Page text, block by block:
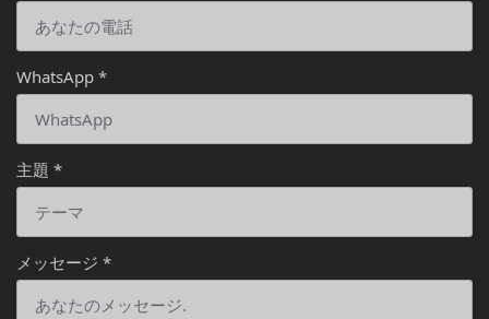
WhatsApp *
主題 *
メッセージ *